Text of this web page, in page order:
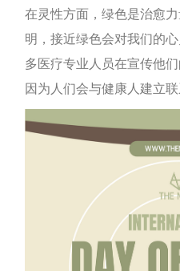
在灵性方面，绿色是治愈
明，接近绿色会对我们的
多医疗专业人员在宣传他
因为人们会与健康人建立联